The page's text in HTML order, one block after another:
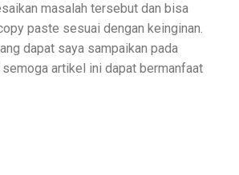
masalah tersebut dan bisa
paste sesuai dengan keinginan.
dapat saya sampaikan pada
artikel ini dapat bermanfaat